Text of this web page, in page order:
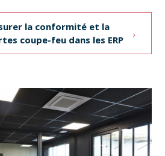
la conformité et la
coupe-feu dans les ERP